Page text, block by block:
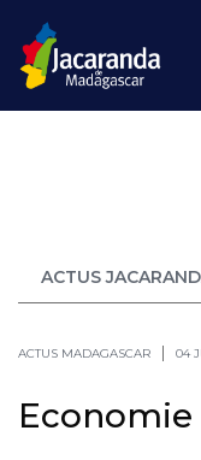
ACTUS
ACTUS MADAGASCAR 04